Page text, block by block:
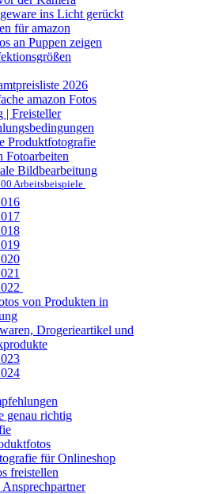
ins Licht gerückt
für amazon
an Puppen zeigen
2026
amazon Fotos
| Freisteller
Produktfotografie
Fotoarbeiten
Bildbearbeitung
Arbeitsbeispiele
von Produkten in
Drogerieartikel und
genau richtig
für Onlineshop
freistellen